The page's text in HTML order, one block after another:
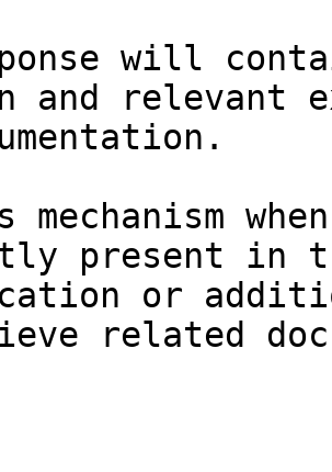
will
and relevant
mechanism
present in
or